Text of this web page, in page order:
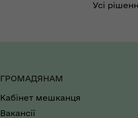
Усі
ГРОМАДЯНАМ
Кабінет мешканця
Вакансії